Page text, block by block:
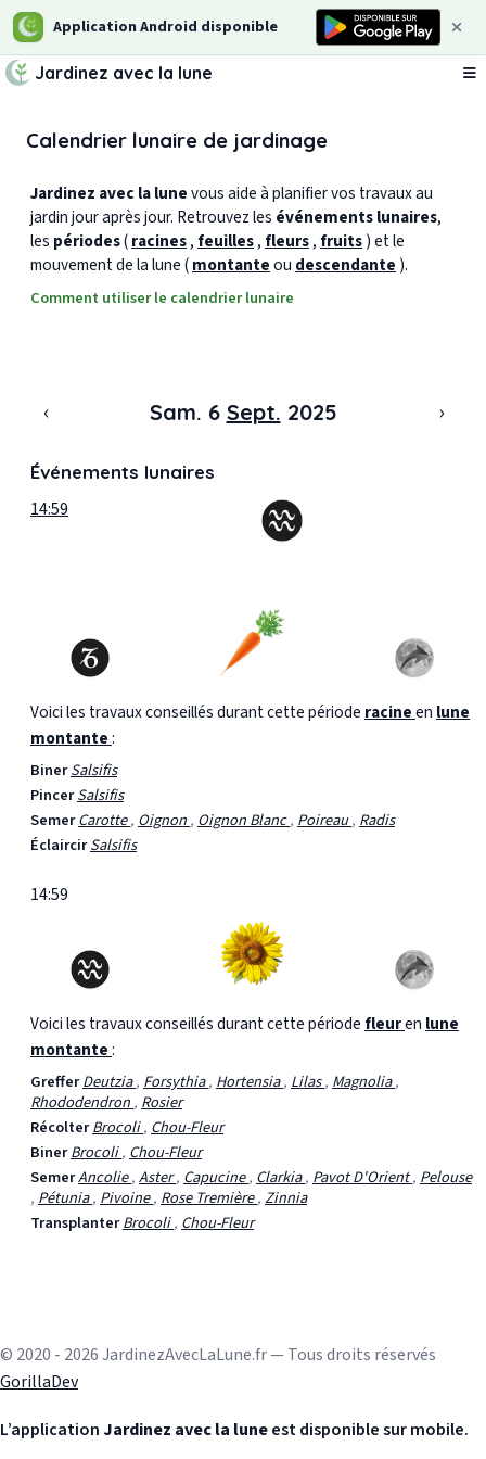
Application Android disponible
Jardinez avec la lune
Calendrier lunaire de jardinage
Jardinez avec la lunevous aide à planifier vos travaux au
jardin jour après jour. Retrouvez les événements lunaires,
les périodes(racines, feuilles, fleurs, fruits) et le
mouvement de la lune (montanteou descendante ).
Comment utiliser le calendrier lunaire
‹ Sam. 6 Sept. 2025 ›
Événements lunaires
14:59
Voici les travaux conseillés durant cette période racineen lune
montante:
BinerSalsifis
PincerSalsifis
SemerCarotte,Oignon,Oignon Blanc,Poireau,Radis
ÉclaircirSalsifis
14:59
Voici les travaux conseillés durant cette période fleuren lune
montante:
GrefferDeutzia, Forsythia, Hortensia, Lilas, Magnolia,
Rhododendron, Rosier
RécolterBrocoli, Chou-Fleur
BinerBrocoli, Chou-Fleur
SemerAncolie,Aster, Capucine, Clarkia, Pavot D'Orient, Pelouse
, Pétunia, Pivoine, Rose Tremière,Zinnia
TransplanterBrocoli, Chou-Fleur
© 2020 - 2026 JardinezAvecLaLune.fr — Tous droits réservés
GorillaDev
L’application Jardinez avec la luneest disponible sur mobile.